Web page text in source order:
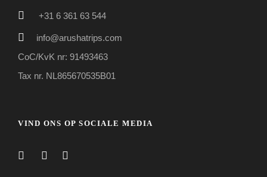
+31 6 361 63 544
info@arushatrips.com
CoC/KvK nr: 91493463
Tax nr. NL865670535B01
VIND ONS OP SOCIALE MEDIA